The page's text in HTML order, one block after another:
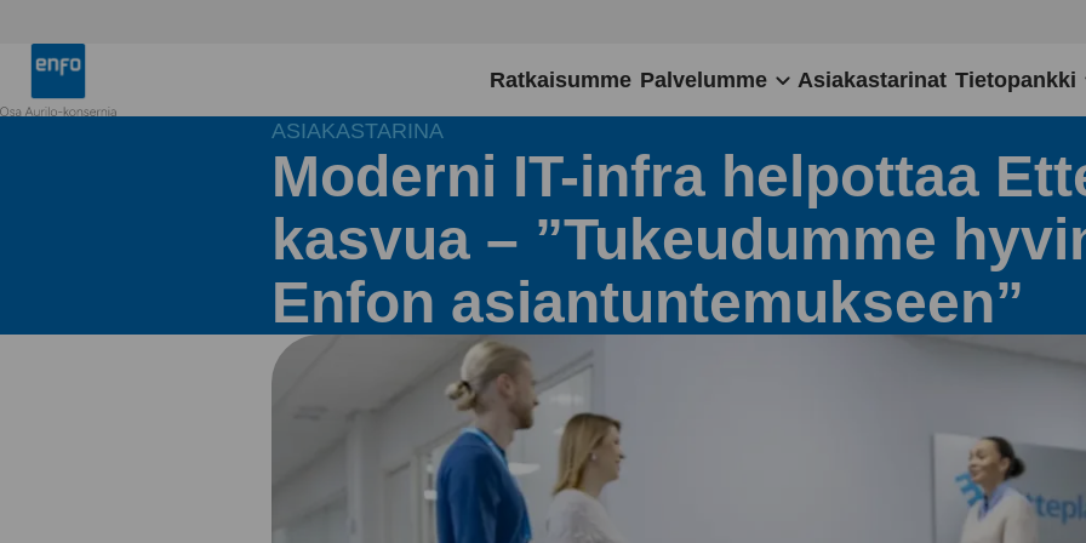
sisältöön
Enfo
Ratkaisumme Palvelumme Asiakastarinat Tietopankki
ASIAKASTARINA
Moderni IT-infra helpottaa
kasvua – ”Tukeudumme
Enfon asiantuntemukseen”